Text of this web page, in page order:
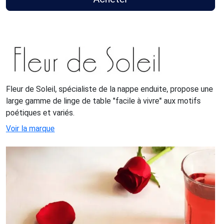
Fleur de Soleil, spécialiste de la nappe enduite, propose une
large gamme de linge de table "facile à vivre" aux motifs
poétiques et variés.
Voir la marque